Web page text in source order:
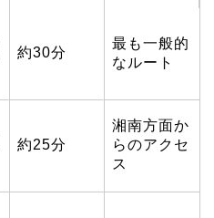
約30分
最も一般的
なルート
約25分
湘南方面か
らのアクセ
ス